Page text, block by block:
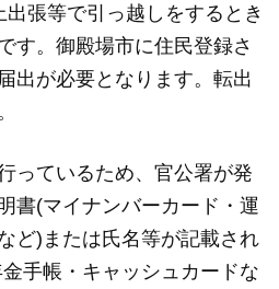
e張等で引っ越しをするとき
す。御殿場市に住民登録さ
出が必要となります。転出
っているため、官公署が発
書(マイナンバーカード・運
ど)または氏名等が記載され
手帳・キャッシュカードな